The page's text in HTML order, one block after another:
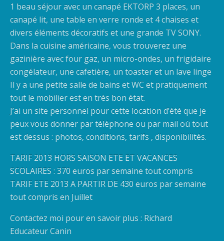
1 beau séjour avec un canapé EKTORP 3 places, un
canapé lit, une table en verre ronde et 4 chaises et
divers éléments décoratifs et une grande TV SONY.
Dans la cuisine américaine, vous trouverez une
gazinière avec four gaz, un micro-ondes, un frigidaire
congélateur, une cafetière, un toaster et un lave linge
Il y a une petite salle de bains et WC et pratiquement
tout le mobilier est en très bon état.
J’ai un site personnel pour cette location d’été que je
peux vous donner par téléphone ou par mail où tout
est dessus : photos, conditions, tarifs , disponibilités.
TARIF 2013 HORS SAISON ETE ET VACANCES
SCOLAIRES : 370 euros par semaine tout compris
TARIF ETE 2013 A PARTIR DE 430 euros par semaine
tout compris en Juillet
Contactez moi pour en savoir plus : Richard
Educateur Canin